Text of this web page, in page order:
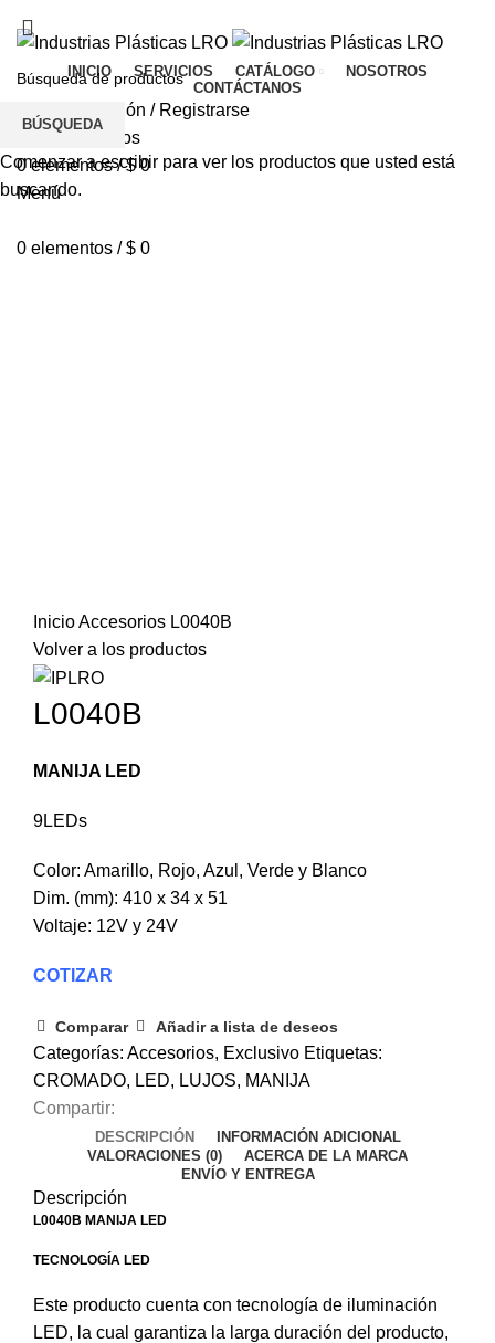
INICIO SERVICIOS CATÁLOGO
NOSOTROS
CONTÁCTANOS
Inicio De Sesión / Registrarse
Lista de deseos
0elementos / $0
Menú
0 elementos / $ 0
InicioAccesorios L0040B
Volver a los productos
L0040B
MANIJA LED
9LEDs
Color: Amarillo, Rojo, Azul, Verde y Blanco
Dim. (mm): 410 x 34 x 51
Voltaje: 12V y 24V
COTIZAR
Comparar Añadir a lista de deseos
Categorías: Accesorios, Exclusivo Etiquetas:
CROMADO, LED, LUJOS, MANIJA
Compartir:
DESCRIPCIÓN
INFORMACIÓN ADICIONAL
VALORACIONES (0)
ACERCA DE LA MARCA
ENVÍO Y ENTREGA
Descripción
L0040B MANIJA LED
TECNOLOGÍA LED
Este producto cuenta con tecnología de iluminación
LED, la cual garantiza la larga duración del producto,
BÚSQUEDA
Comenzar a escribir para ver los productos que usted está
buscando.